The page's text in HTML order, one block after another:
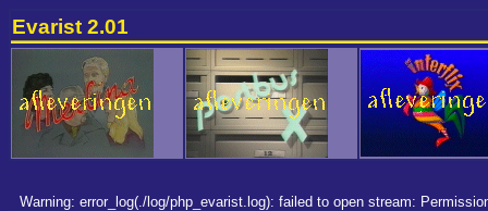
Evarist 2.01
Warning: error_log(./log/php_evarist.log): failed to open stream: